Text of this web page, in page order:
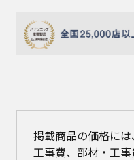
掲載商品の価格に
工事費、部材・工